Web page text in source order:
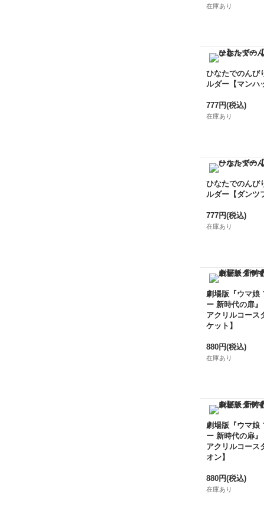
在庫あり
ひなたでのんび
ルダー【マンハ
777円(税込)
在庫あり
ひなたでのんび
ルダー【ダンツ
777円(税込)
在庫あり
劇場版『ウマ娘
ー 新時代の扉』
アクリルコース
ケット】
880円(税込)
在庫あり
劇場版『ウマ娘
ー 新時代の扉』
アクリルコース
オン】
880円(税込)
在庫あり